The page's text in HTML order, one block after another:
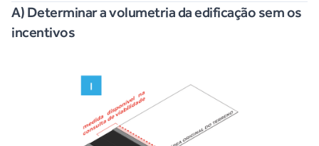
A) Determinar a volumetria da edificação sem os
incentivos